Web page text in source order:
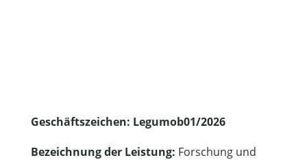
Geschäftszeichen: Legumob01/2026
Bezeichnung der Leistung: Forschung und